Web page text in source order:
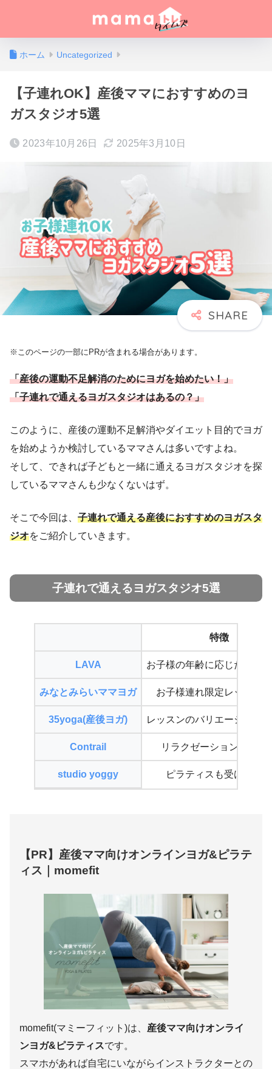
ホーム Uncategorized
【子連れOK】産後ママにおすすめのヨ
ガスタジオ5選
2023年10月26日 2025年3月10日
※このページの一部にPRが含まれる場合があります。
「産後の運動不足解消のためにヨガを始めたい！」
「子連れで通えるヨガスタジオはあるの？」
このように、産後の運動不足解消やダイエット目的でヨガ
を始めようか検討しているママさんは多いですよね。
そして、できれば子どもと一緒に通えるヨガスタジオを探
しているママさんも少なくないはず。
そこで今回は、 子連れで通える産後におすすめのヨガスタ
ジオをご紹介していきます。
子連れで通えるヨガスタジオ5選
特徴
LAVA お子様の年齢に応じたクラ
みなとみらいママヨガ お子様連れ限定レッスン
35yoga(産後ヨガ) レッスンのバリエーション
Contrail リラクゼーションスパ併
studio yoggy ピラティスも受けられる
【PR】産後ママ向けオンラインヨガ&ピラテ
ィス｜momefit
momefit(マミーフィット)は、 産後ママ向けオンライ
ンヨガ&ピラティスです。
スマホがあれば自宅にいながらインストラクターとの